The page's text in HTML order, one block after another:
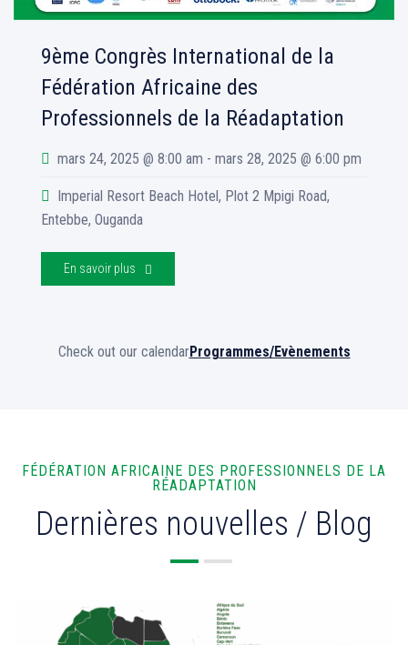
9ème Congrès International de la
Fédération Africaine des
Professionnels de la Réadaptation
mars 24, 2025 @ 8:00 am - mars 28, 2025 @ 6:00 pm
Imperial Resort Beach Hotel, Plot 2 Mpigi Road,
Entebbe, Ouganda
En savoir plus
Check out our calendarProgrammes/Evènements
FÉDÉRATION AFRICAINE DES PROFESSIONNELS DE LA
RÉADAPTATION
Dernières nouvelles / Blog